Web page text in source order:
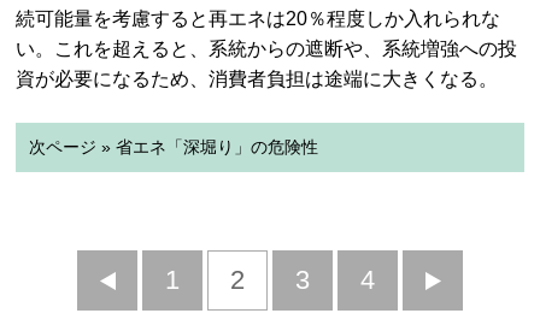
続可能量を考慮すると再エネは20％程度しか入れられな
い。これを超えると、系統からの遮断や、系統増強への投
資が必要になるため、消費者負担は途端に大きくなる。
次ページ » 省エネ「深堀り」の危険性
前
1 2 3 4